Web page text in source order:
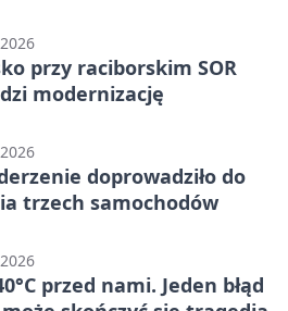
przy raciborskim SOR
modernizację
doprowadziło do
trzech samochodów
przed nami. Jeden błąd